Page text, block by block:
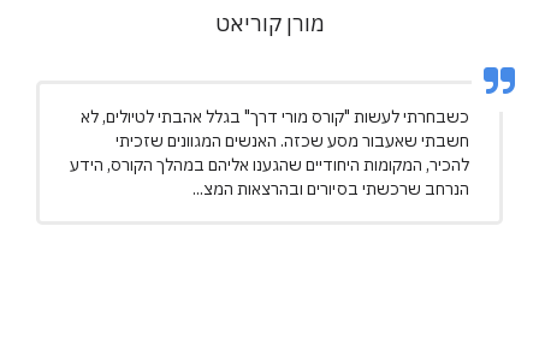
מורן קוריאט
כשבחרתי לעשות "קורס מורי דרך" בגלל אהבתי לטיולים, לא
חשבתי שאעבור מסע שכזה. האנשים המגוונים שזכיתי
להכיר, המקומות היחודיים שהגענו אליהם במהלך הקורס, הידע
הנרחב שרכשתי בסיורים ובהרצאות המצ...